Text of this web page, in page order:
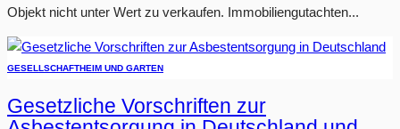
Objekt nicht unter Wert zu verkaufen. Immobiliengutachten...
GESELLSCHAFTHEIM UND GARTEN
Gesetzliche Vorschriften zur